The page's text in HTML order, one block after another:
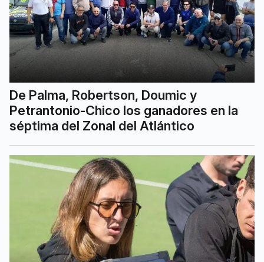
De Palma, Robertson, Doumic y
Petrantonio-Chico los ganadores en la
séptima del Zonal del Atlántico